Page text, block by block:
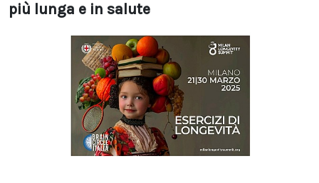
più lunga e in salute